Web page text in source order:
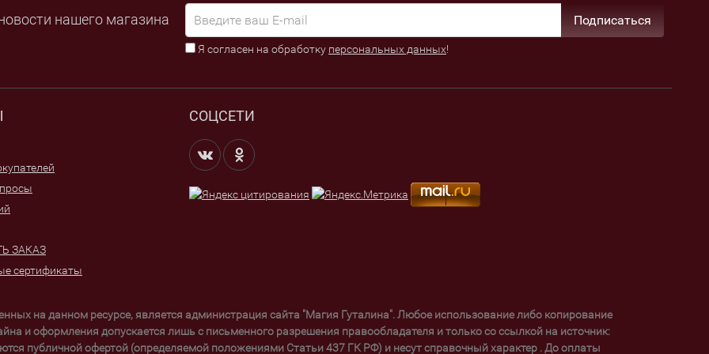
нашего магазина Подписаться
Я согласен на обработку персональных данных!
ЗАКАЗ
сертификаты
СОЦСЕТИ
на данном ресурсе, является администрация сайта "Магия Гуталина". Любое использование либо копирование
и оформления допускается лишь с письменного разрешения правообладателя и только со ссылкой на источник:
публичной офертой (определяемой положениями Статьи 437 ГК РФ) и несут справочный характер . До оплаты